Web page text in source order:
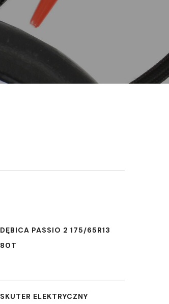
DĘBICA PASSIO 2 175/65R13
80T
SKUTER ELEKTRYCZNY